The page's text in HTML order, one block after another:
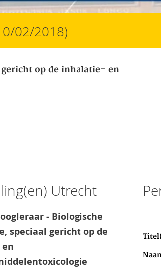
02/2018)
op de inhalatie- en
Utrecht
- Biologische
speciaal gericht op de